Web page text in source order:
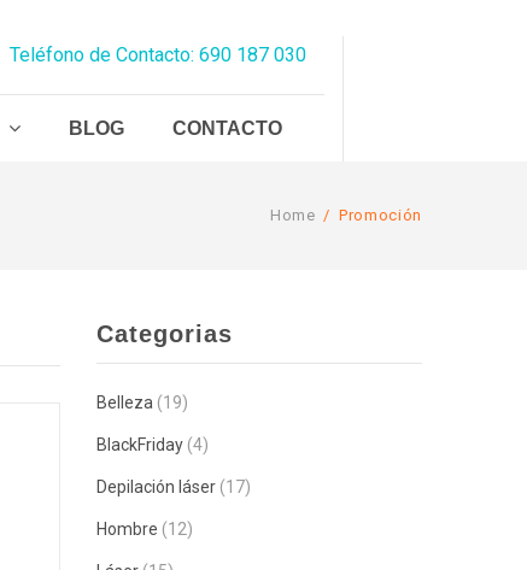
Teléfono de Contacto: 690 187 030
BLOG CONTACTO
Home / Promoción
Categorias
Belleza (19)
BlackFriday (4)
Depilación láser (17)
Hombre (12)